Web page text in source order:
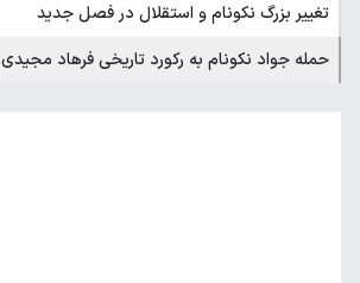
تغییر بزرگ نکونام و استقلال در فصل جدید
حمله جواد نکونام به رکورد تاریخی فرهاد مجیدی